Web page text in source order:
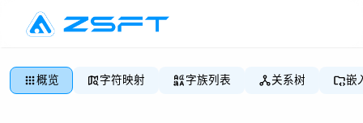
概览 字符映射 字族列表 关系树 嵌